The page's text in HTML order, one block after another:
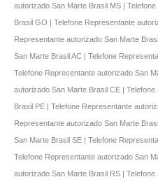
autorizado San Marte Brasil MS |
Brasil GO | Telefone Representante
Representante autorizado San Marte
San Marte Brasil AC | Telefone
Telefone Representante autorizado San
autorizado San Marte Brasil CE |
Brasil PE | Telefone Representante
Representante autorizado San Marte
San Marte Brasil SE | Telefone
Telefone Representante autorizado San
autorizado San Marte Brasil RS |